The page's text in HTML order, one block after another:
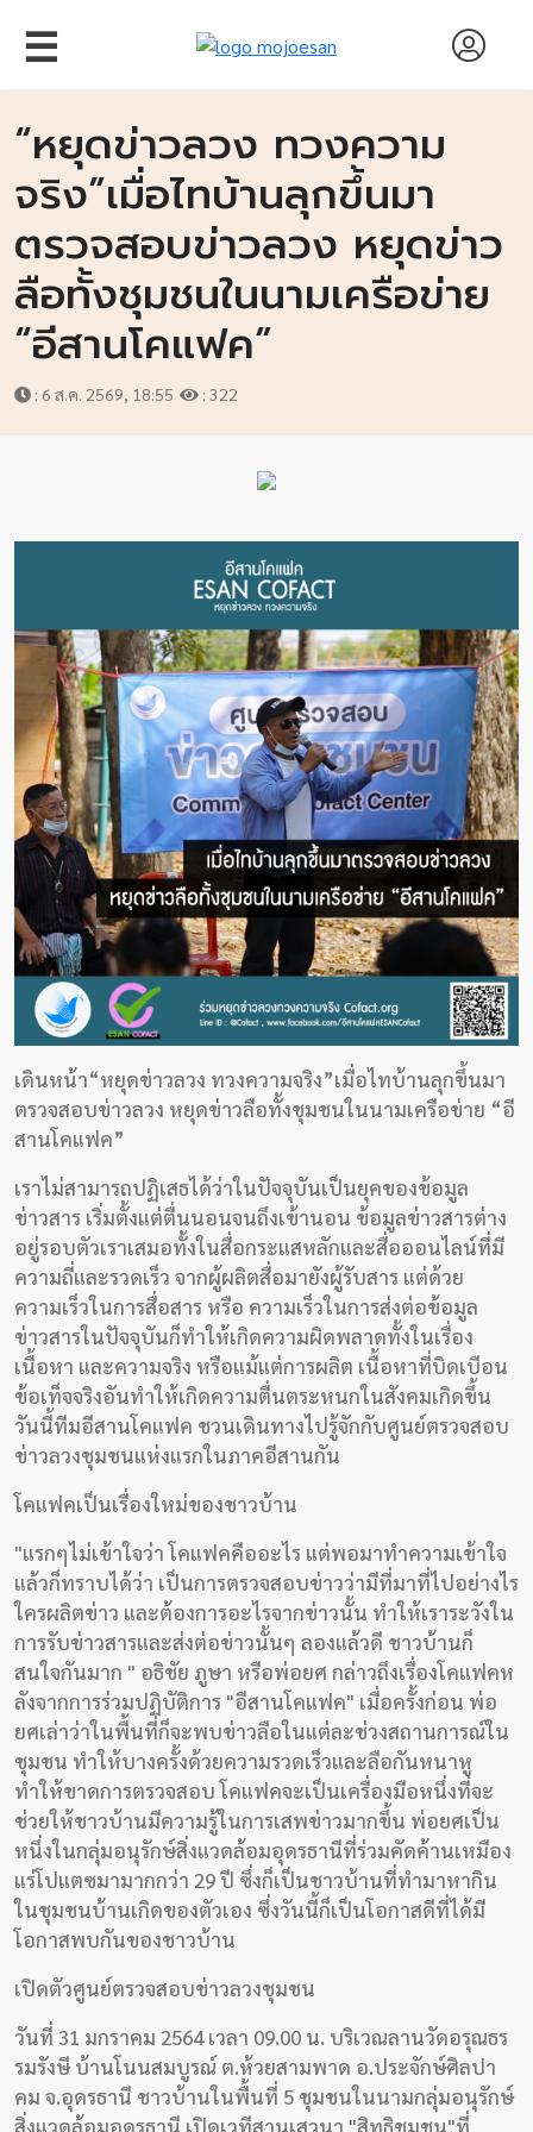
☰
แรก
สัมภาษณ์
งาน
วิจัย
พอด
คาส
ต์
คลิป
เกี่ยว
กับ
เรา
“หยุดข่าวลวง ทวงความ
จริง”เมื่อไทบ้านลุกขึ้นมา
ตรวจสอบข่าวลวง หยุดข่าว
ลือทั้งชุมชนในนามเครือข่าย
“อีสานโคแฟค”
: 6 ส.ค. 2569, 18:55 : 322
เดินหน้า“หยุดข่าวลวง ทวงความจริง”เมื่อไทบ้านลุกขึ้นมา
ตรวจสอบข่าวลวง หยุดข่าวลือทั้งชุมชนในนามเครือข่าย “อี
สานโคแฟค”
เราไม่สามารถปฏิเสธได้ว่าในปัจจุบันเป็นยุคของข้อมูล
ข่าวสาร เริ่มตั้งแต่ตื่นนอนจนถึงเข้านอน ข้อมูลข่าวสารต่าง
อยู่รอบตัวเราเสมอทั้งในสื่อกระแสหลักและสื่อออนไลน์ที่มี
ความถี่และรวดเร็ว จากผู้ผลิตสื่อมายังผู้รับสาร แต่ด้วย
ความเร็วในการสื่อสาร หรือ ความเร็วในการส่งต่อข้อมูล
ข่าวสารในปัจจุบันก็ทำให้เกิดความผิดพลาดทั้งในเรื่อง
เนื้อหา และความจริง หรือแม้แต่การผลิต เนื้อหาที่บิดเบือน
ข้อเท็จจริงอันทำให้เกิดความตื่นตระหนกในสังคมเกิดขึ้น
วันนี้ทีมอีสานโคแฟค ชวนเดินทางไปรู้จักกับศูนย์ตรวจสอบ
ข่าวลวงชุมชนแห่งแรกในภาคอีสานกัน
โคแฟคเป็นเรื่องใหม่ของชาวบ้าน
"แรกๆไม่เข้าใจว่า โคแฟคคืออะไร แต่พอมาทำความเข้าใจ
แล้วก็ทราบได้ว่า เป็นการตรวจสอบข่าวว่ามีที่มาที่ไปอย่างไร
ใครผลิตข่าว และต้องการอะไรจากข่าวนั้น ทำให้เราระวังใน
การรับข่าวสารและส่งต่อข่าวนั้นๆ ลองแล้วดี ชาวบ้านก็
สนใจกันมาก " อธิชัย ภูษา หรือพ่อยศ กล่าวถึงเรื่องโคแฟคห
ลังจากการร่วมปฏิบัติการ "อีสานโคแฟค" เมื่อครั้งก่อน พ่อ
ยศเล่าว่าในพื้นที่ก็จะพบข่าวลือในแต่ละช่วงสถานการณ์ใน
ชุมชน ทำให้บางครั้งด้วยความรวดเร็วและลือกันหนาหู
ทำให้ขาดการตรวจสอบ โคแฟคจะเป็นเครื่องมือหนึ่งที่จะ
ช่วยให้ชาวบ้านมีความรู้ในการเสพข่าวมากขึ้น พ่อยศเป็น
หนึ่งในกลุ่มอนุรักษ์สิ่งแวดล้อมอุดรธานีที่ร่วมคัดค้านเหมือง
แร่โปแตซมามากกว่า 29 ปี ซึ่งก็เป็นชาวบ้านที่ทำมาหากิน
ในชุมชนบ้านเกิดของตัวเอง ซึ่งวันนี้ก็เป็นโอกาสดีที่ได้มี
โอกาสพบกันของชาวบ้าน
เปิดตัวศูนย์ตรวจสอบข่าวลวงชุมชน
วันที่ 31 มกราคม 2564 เวลา 09.00 น. บริเวณลานวัดอรุณธร
รมรังษี บ้านโนนสมบูรณ์ ต.ห้วยสามพาด อ.ประจักษ์ศิลปา
คม จ.อุดรธานี ชาวบ้านในพื้นที่ 5 ชุมชนในนามกลุ่มอนุรักษ์
สิ่งแวดล้อมอุดรธานี เปิดเวทีสานเสวนา "สิทธิชุมชน"ที่